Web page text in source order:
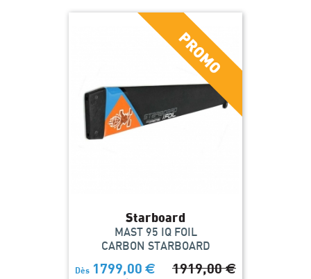
Starboard
MAST 95 IQ FOIL
CARBON STARBOARD
Dès 1799,00 € 1919,00€